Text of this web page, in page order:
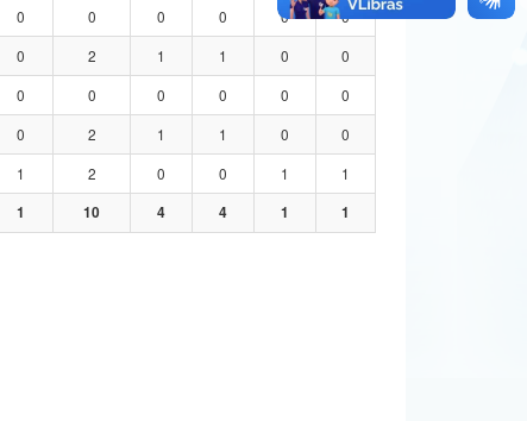
0 0 0 0 0
0
0 2 1 1 0
0
0 0 0 0 0
0
0 2 1 1 0
0
1 2 0 0 1
1
1 10 4 4 1 1